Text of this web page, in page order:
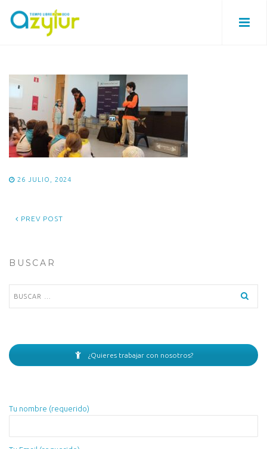
26 JULIO, 2024
PREV POST
BUSCAR
¿Quieres trabajar con nosotros?
Tu nombre (requerido)